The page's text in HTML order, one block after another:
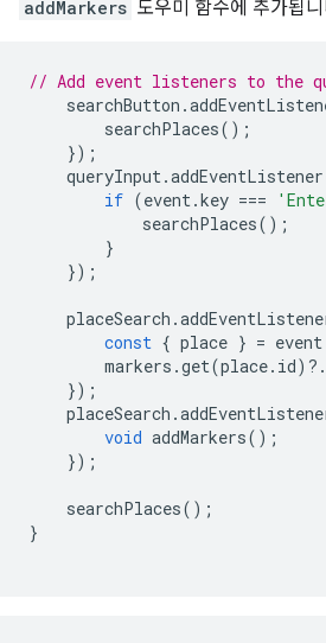
addMarkers 도우미 함수에 추가됩니
// Add event listeners to the
searchButton .
searchPlaces();
});
queryInput.addEventListener
if (event.key ===
searchPlaces();
}
});
placeSearch .
const { place } = event
markers .get(place. id) ? .
});
placeSearch .
void addMarkers();
});
searchPlaces();
}